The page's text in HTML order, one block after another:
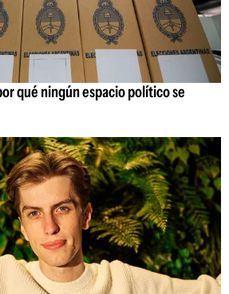
qué ningún espacio político se